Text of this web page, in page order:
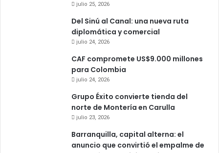
julio 25, 2026
Del Sinú al Canal: una nueva ruta
diplomática y comercial
julio 24, 2026
CAF compromete US$9.000 millones
para Colombia
julio 24, 2026
Grupo Éxito convierte tienda del
norte de Montería en Carulla
julio 23, 2026
Barranquilla, capital alterna: el
anuncio que convirtió el empalme de